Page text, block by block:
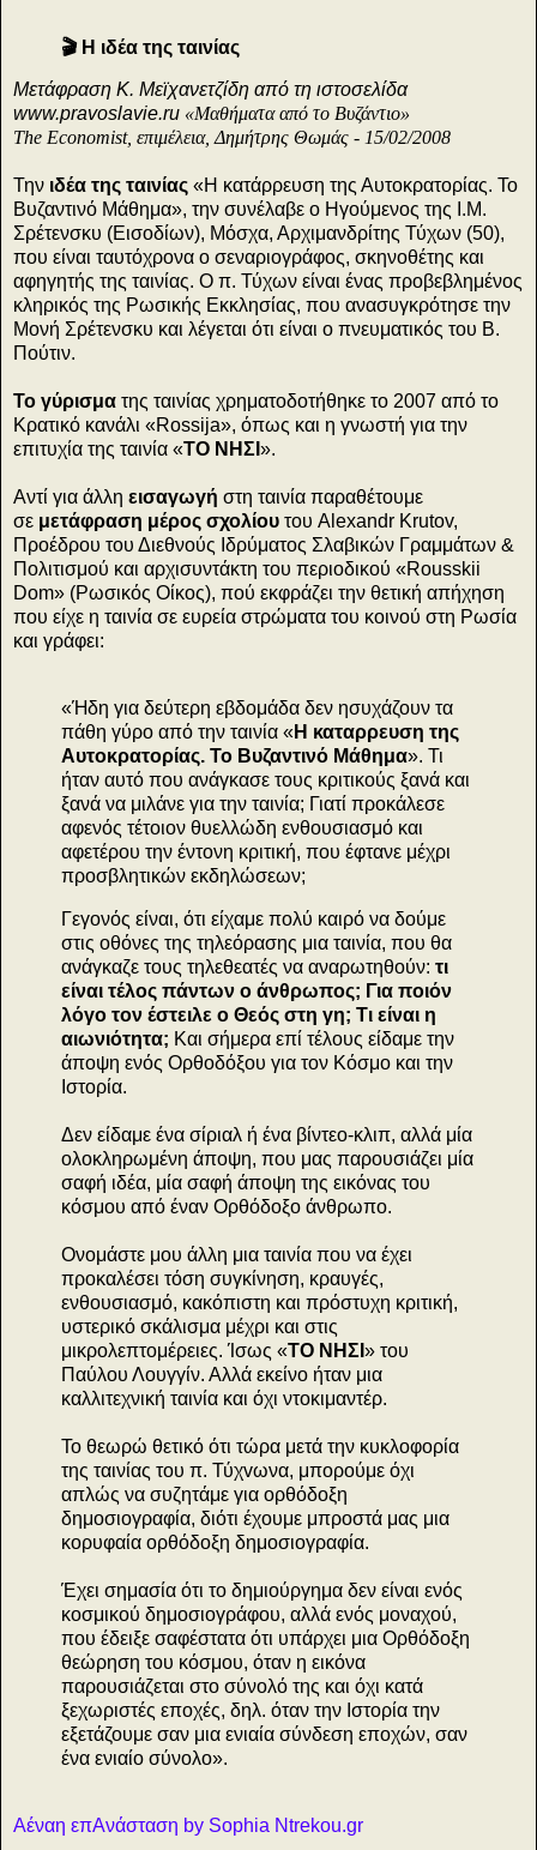
🎬 Η ιδέα της ταινίας
Μετάφραση Κ. Μεϊχανετζίδη από τη ιστοσελίδα
www.pravoslavie.ru «Μαθήματα από το Βυζάντιο»
The Economist, επιμέλεια, Δημήτρης Θωμάς - 15/02/2008
Την ιδέα της ταινίας «Η κατάρρευση της Αυτοκρατορίας. Το
Βυζαντινό Μάθημα», την συνέλαβε ο Ηγούμενος της Ι.Μ.
Σρέτενσκυ (Εισοδίων), Μόσχα, Αρχιμανδρίτης Τύχων (50),
που είναι ταυτόχρονα ο σεναριογράφος, σκηνοθέτης και
αφηγητής της ταινίας. Ο π. Τύχων είναι ένας προβεβλημένος
κληρικός της Ρωσικής Εκκλησίας, που ανασυγκρότησε την
Μονή Σρέτενσκυ και λέγεται ότι είναι ο πνευματικός του Β.
Πούτιν.
Το γύρισμα της ταινίας χρηματοδοτήθηκε το 2007 από το
Κρατικό κανάλι «Rossija», όπως και η γνωστή για την
επιτυχία της ταινία «ΤΟ ΝΗΣΙ ».
Αντί για άλλη εισαγωγή στη ταινία παραθέτουμε
σε μετάφραση μέρος σχολίου του Alexandr Krutov,
Προέδρου του Διεθνούς Ιδρύματος Σλαβικών Γραμμάτων &
Πολιτισμού και αρχισυντάκτη του περιοδικού «Rousskii
Dom» (Ρωσικός Οίκος), πού εκφράζει την θετική απήχηση
που είχε η ταινία σε ευρεία στρώματα του κοινού στη Ρωσία
και γράφει:
«Ήδη για δεύτερη εβδομάδα δεν ησυχάζουν τα
πάθη γύρο από την ταινία «Η καταρρευση της
Αυτοκρατορίας. Το Βυζαντινό Μάθημα». Τι
ήταν αυτό που ανάγκασε τους κριτικούς ξανά και
ξανά να μιλάνε για την ταινία; Γιατί προκάλεσε
αφενός τέτοιον θυελλώδη ενθουσιασμό και
αφετέρου την έντονη κριτική, που έφτανε μέχρι
προσβλητικών εκδηλώσεων;
Γεγονός είναι, ότι είχαμε πολύ καιρό να δούμε
στις οθόνες της τηλεόρασης μια ταινία, που θα
ανάγκαζε τους τηλεθεατές να αναρωτηθούν: τι
είναι τέλος πάντων ο άνθρωπος; Για ποιόν
λόγο τον έστειλε ο Θεός στη γη; Τι είναι η
αιωνιότητα; Και σήμερα επί τέλους είδαμε την
άποψη ενός Ορθοδόξου για τον Κόσμο και την
Ιστορία.
Δεν είδαμε ένα σίριαλ ή ένα βίντεο-κλιπ, αλλά μία
ολοκληρωμένη άποψη, που μας παρουσιάζει μία
σαφή ιδέα, μία σαφή άποψη της εικόνας του
κόσμου από έναν Ορθόδοξο άνθρωπο.
Ονομάστε μου άλλη μια ταινία που να έχει
προκαλέσει τόση συγκίνηση, κραυγές,
ενθουσιασμό, κακόπιστη και πρόστυχη κριτική,
υστερικό σκάλισμα μέχρι και στις
μικρολεπτομέρειες. Ίσως «ΤΟ ΝΗΣΙ » του
Παύλου Λουγγίν. Αλλά εκείνο ήταν μια
καλλιτεχνική ταινία και όχι ντοκιμαντέρ.
Το θεωρώ θετικό ότι τώρα μετά την κυκλοφορία
της ταινίας του π. Τύχvωνα, μπορούμε όχι
απλώς να συζητάμε για ορθόδοξη
δημοσιογραφία, διότι έχουμε μπροστά μας μια
κορυφαία ορθόδοξη δημοσιογραφία.
Έχει σημασία ότι το δημιούργημα δεν είναι ενός
κοσμικού δημοσιογράφου, αλλά ενός μοναχού,
που έδειξε σαφέστατα ότι υπάρχει μια Ορθόδοξη
θεώρηση του κόσμου, όταν η εικόνα
παρουσιάζεται στο σύνολό της και όχι κατά
ξεχωριστές εποχές, δηλ. όταν την Ιστορία την
εξετάζουμε σαν μια ενιαία σύνδεση εποχών, σαν
ένα ενιαίο σύνολο».
Αέναη επΑνάσταση by Sophia Ntrekou.gr